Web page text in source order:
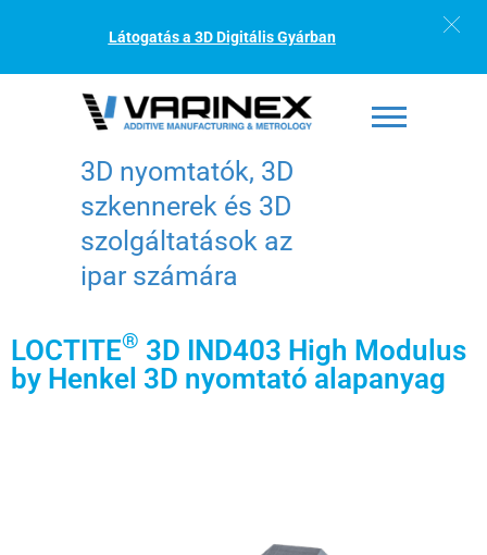
Látogatás a 3D Digitális Gyárban
3D nyomtatók, 3D
szkennerek és 3D
szolgáltatások az
ipar számára
LOCTITE® 3D IND403 High Modulus
by Henkel 3D nyomtató alapanyag